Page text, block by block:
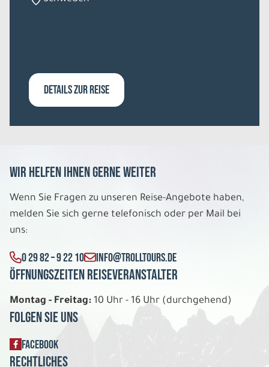
DETAILS ZUR REISE
Wir helfen Ihnen gerne weiter
Wenn Sie Fragen zu unseren Reise-Angebote haben,
melden Sie sich gerne telefonisch oder per Mail bei
uns:
0 29 82 – 9 22 10 INFO@TROLLTOURS.DE
Öffnungszeiten Reiseveranstalter
Montag - Freitag: 10 Uhr - 16 Uhr (durchgehend)
Folgen Sie uns
FACEBOOK
Rechtliches